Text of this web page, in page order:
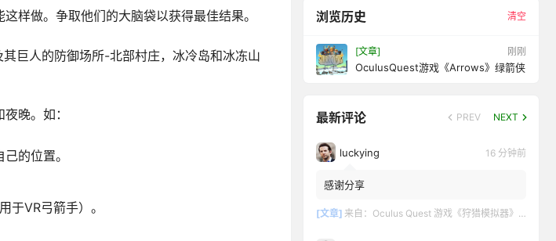
样做。争取他们的大脑袋以获得最佳结果。
巨人的防御场所-北部村庄，冰冷岛和冰冻山
晚。如：
的位置。
于VR弓箭手）。
浏览历史 清空
[文章] 11 秒前
OculusQuest游戏《Arrows》绿箭侠
最新评论 PREV NEXT
luckying 16 分钟前
感谢分享
[文章] 来自： Oculus Quest 游戏《狩猎模拟器》Hunting Simulator